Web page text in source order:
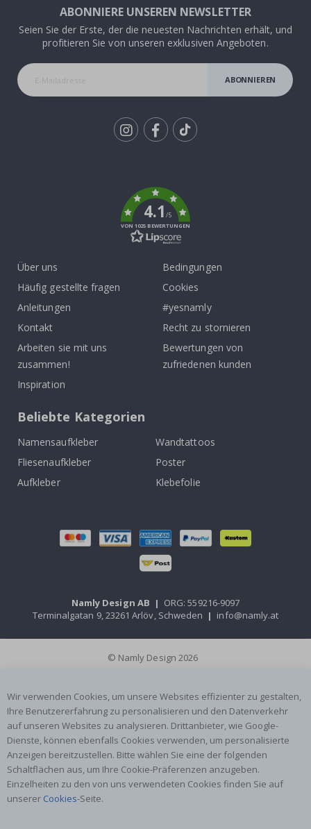
ABONNIERE UNSEREN NEWSLETTER
Seien Sie der Erste, der die neuesten Nachrichten erhält, und
profitieren Sie von unseren exklusiven Angeboten.
ABONNIEREN
4.1/5
VON 1025 BEWERTUNGEN
Über uns
Häufig gestellte fragen
Anleitungen
Kontakt
Arbeiten sie mit uns
zusammen!
Inspiration
Bedingungen
Cookies
#yesnamly
Recht zu stornieren
Bewertungen von
zufriedenen kunden
Beliebte Kategorien
Namensaufkleber
Wandtattoos
Fliesenaufkleber
Poster
Aufkleber
Klebefolie
Namly Design AB | ORG: 559216-9097
Terminalgatan 9, 23261 Arlöv, Schweden | info@namly.at
© Namly Design 2026
Wir verwenden Cookies, um unsere Websites effizienter zu gestalten,
Ihre Benutzererfahrung zu personalisieren und den Datenverkehr
auf unseren Websites zu analysieren. Drittanbieter, wie Google-
Dienste, können ebenfalls Cookies verwenden, um personalisierte
Anzeigen bereitzustellen. Bitte wählen Sie eine der folgenden
Schaltflächen aus, um Ihre Cookie-Präferenzen anzugeben.
Einzelheiten zu den von uns verwendeten Cookies finden Sie auf
unserer Cookies-Seite.